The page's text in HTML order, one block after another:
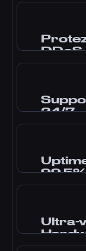
DDoS
con filtri
resta
24/7
ticket. La
riceve
affidabilità
Ultra-